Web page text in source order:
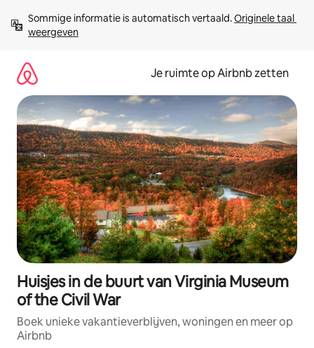
direct
naar
Sommige informatie is automatisch vertaald. Originele taal
weergeven
Je ruimte op Airbnb zetten
Huisjes in de buurt van Virginia Museum
of the Civil War
Boek unieke vakantieverblijven, woningen en meer op
Airbnb